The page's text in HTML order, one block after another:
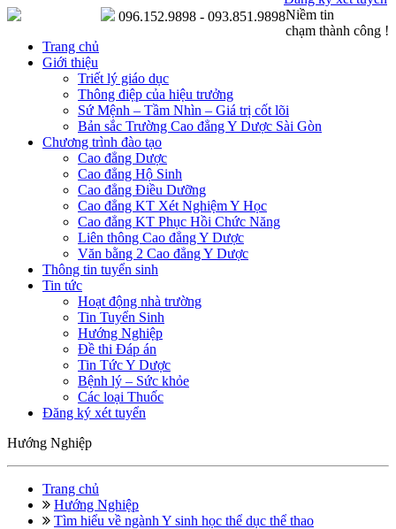
Niềm tin
chạm thành công !
096.152.9898 - 093.851.9898
Trang chủ
Giới thiệu
Triết lý giáo dục
Thông điệp của hiệu trưởng
Sứ Mệnh – Tầm Nhìn – Giá trị cốt lõi
Bản sắc Trường Cao đẳng Y Dược Sài Gòn
Chương trình đào tạo
Cao đẳng Dược
Cao đẳng Hộ Sinh
Cao đẳng Điều Dưỡng
Cao đẳng KT Xét Nghiệm Y Học
Cao đẳng KT Phục Hồi Chức Năng
Liên thông Cao đẳng Y Dược
Văn bằng 2 Cao đẳng Y Dược
Thông tin tuyển sinh
Tin tức
Hoạt động nhà trường
Tin Tuyển Sinh
Hướng Nghiệp
Đề thi Đáp án
Tin Tức Y Dược
Bệnh lý – Sức khỏe
Các loại Thuốc
Đăng ký xét tuyển
Hướng Nghiệp
Trang chủ
Hướng Nghiệp
Tìm hiểu về ngành Y sinh học thể dục thể thao